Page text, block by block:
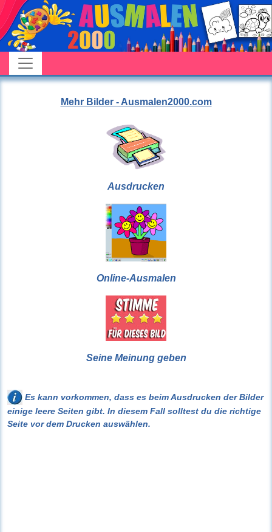
Mehr Bilder - Ausmalen2000.com
Ausdrucken
Online-Ausmalen
Seine Meinung geben
Es kann vorkommen, dass es beim Ausdrucken der Bilder
einige leere Seiten gibt. In diesem Fall solltest du die richtige
Seite vor dem Drucken auswählen.